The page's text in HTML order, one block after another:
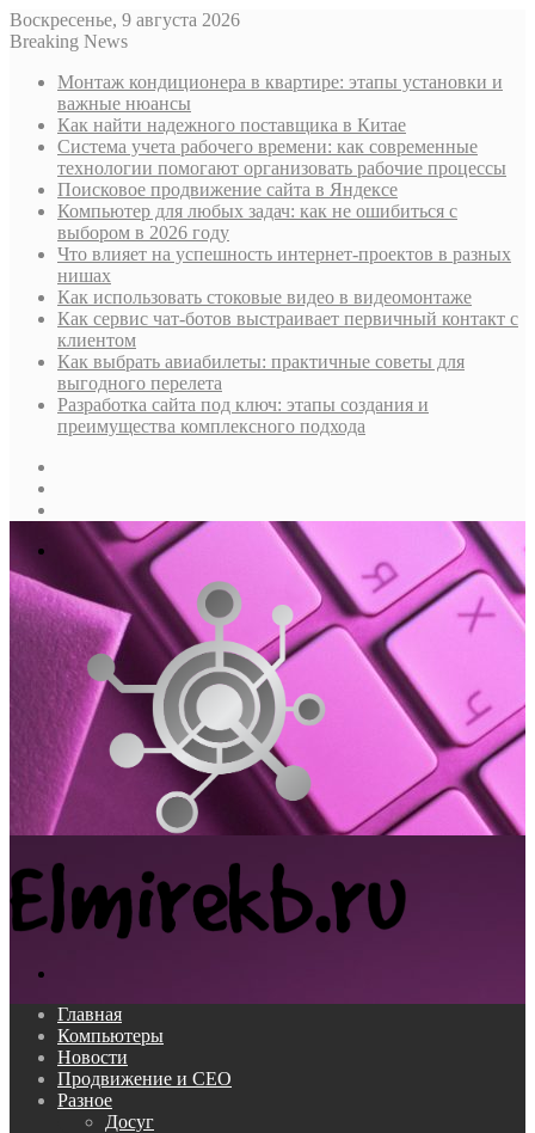
Воскресенье, 9 августа 2026
Breaking News
Монтаж кондиционера в квартире: этапы установки и
важные нюансы
Как найти надежного поставщика в Китае
Система учета рабочего времени: как современные
технологии помогают организовать рабочие процессы
Поисковое продвижение сайта в Яндексе
Компьютер для любых задач: как не ошибиться с
выбором в 2026 году
Что влияет на успешность интернет-проектов в разных
нишах
Как использовать стоковые видео в видеомонтаже
Как сервис чат-ботов выстраивает первичный контакт с
клиентом
Как выбрать авиабилеты: практичные советы для
выгодного перелета
Разработка сайта под ключ: этапы создания и
преимущества комплексного подхода
Меню
Главная
Компьютеры
Новости
Продвижение и СЕО
Разное
Досуг